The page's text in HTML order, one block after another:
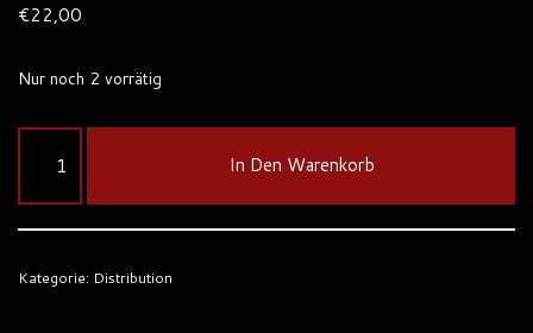
€22,00
Nur noch 2 vorrätig
In Den Warenkorb
Kategorie: Distribution